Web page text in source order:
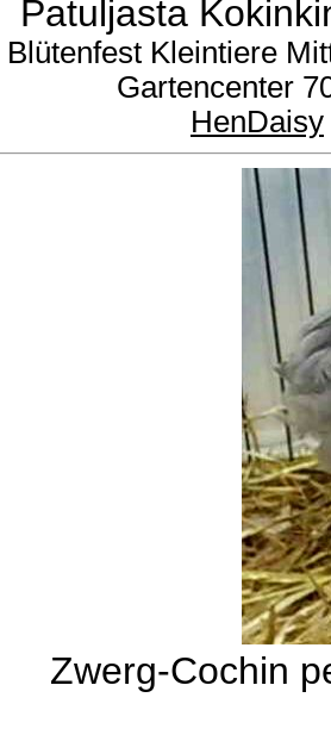
Patuljasta
Blütenfest Kleintiere
Gartencenter
HenDaisy
Zwerg-Cochin